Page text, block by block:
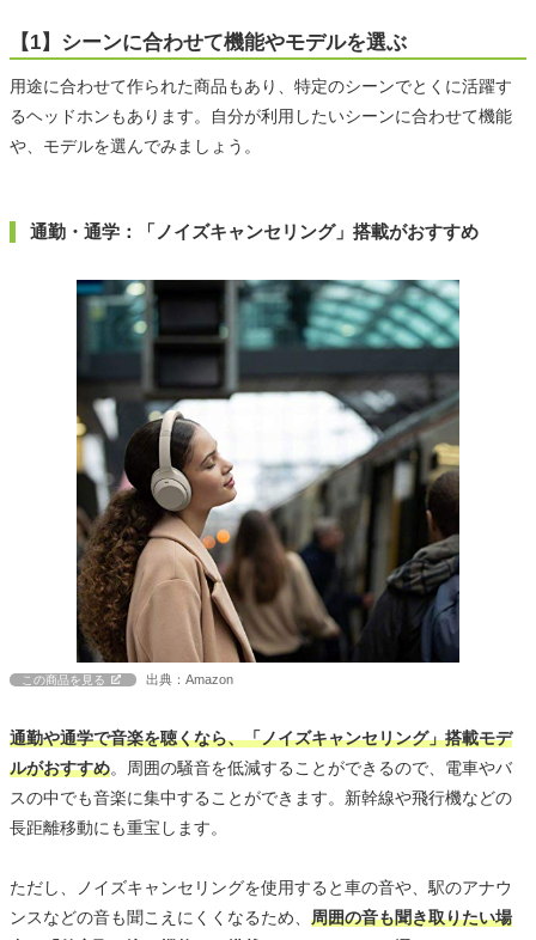
【1】シーンに合わせて機能やモデルを選ぶ
用途に合わせて作られた商品もあり、特定のシーンでとくに活躍す
るヘッドホンもあります。自分が利用したいシーンに合わせて機能
や、モデルを選んでみましょう。
通勤・通学：「ノイズキャンセリング」搭載がおすすめ
この商品を見る 出典：Amazon
通勤や通学で音楽を聴くなら、「ノイズキャンセリング」搭載モデ
ルがおすすめ。周囲の騒音を低減することができるので、電車やバ
スの中でも音楽に集中することができます。新幹線や飛行機などの
長距離移動にも重宝します。
ただし、ノイズキャンセリングを使用すると車の音や、駅のアナウ
ンスなどの音も聞こえにくくなるため、 周囲の音も聞き取りたい場